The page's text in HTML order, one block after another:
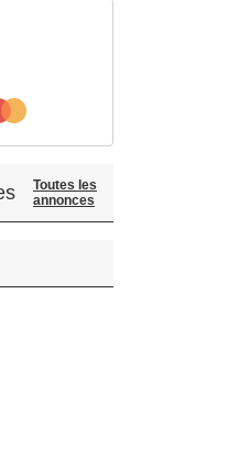
Toutes les
annonces